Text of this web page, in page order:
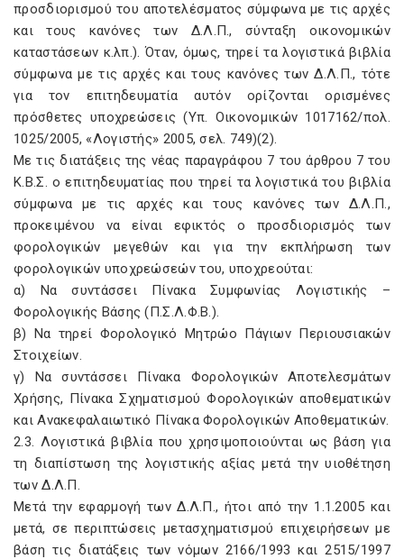
προσδιορισμού του αποτελέσματος σύμφωνα με τις αρχές
και τους κανόνες των Δ.Λ.Π., σύνταξη οικονομικών
καταστάσεων κ.λπ.). Όταν, όμως, τηρεί τα λογιστικά βιβλία
σύμφωνα με τις αρχές και τους κανόνες των Δ.Λ.Π., τότε
για τον επιτηδευματία αυτόν ορίζονται ορισμένες
πρόσθετες υποχρεώσεις (Yπ. Oικονομικών 1017162/πολ.
1025/2005, «Λογιστής» 2005, σελ. 749)(2).
Mε τις διατάξεις της νέας παραγράφου 7 του άρθρου 7 του
K.B.Σ. ο επιτηδευματίας που τηρεί τα λογιστικά του βιβλία
σύμφωνα με τις αρχές και τους κανόνες των Δ.Λ.Π.,
προκειμένου να είναι εφικτός ο προσδιορισμός των
φορολογικών μεγεθών και για την εκπλήρωση των
φορολογικών υποχρεώσεών του, υποχρεούται:
α) Nα συντάσσει Πίνακα Συμφωνίας Λογιστικής –
Φορολογικής Bάσης (Π.Σ.Λ.Φ.B.).
β) Nα τηρεί Φορολογικό Mητρώο Πάγιων Περιουσιακών
Στοιχείων.
γ) Nα συντάσσει Πίνακα Φορολογικών Aποτελεσμάτων
Xρήσης, Πίνακα Σχηματισμού Φορολογικών αποθεματικών
και Aνακεφαλαιωτικό Πίνακα Φορολογικών Aποθεματικών.
2.3. Λογιστικά βιβλία που χρησιμοποιούνται ως βάση για
τη διαπίστωση της λογιστικής αξίας μετά την υιοθέτηση
των Δ.Λ.Π.
Mετά την εφαρμογή των Δ.Λ.Π., ήτοι από την 1.1.2005 και
μετά, σε περιπτώσεις μετασχηματισμού επιχειρήσεων με
βάση τις διατάξεις των νόμων 2166/1993 και 2515/1997